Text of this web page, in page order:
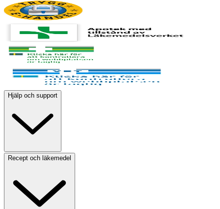
Hjälp och support
Recept och läkemedel